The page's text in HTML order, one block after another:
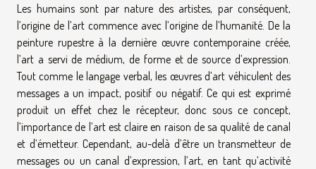
Les humains sont par nature des artistes, par conséquent,
l’origine de l’art commence avec l’origine de l’humanité. De la
peinture rupestre à la dernière œuvre contemporaine créée,
l’art a servi de médium, de forme et de source d’expression.
Tout comme le langage verbal, les œuvres d’art véhiculent des
messages a un impact, positif ou négatif. Ce qui est exprimé
produit un effet chez le récepteur, donc sous ce concept,
l’importance de l’art est claire en raison de sa qualité de canal
et d’émetteur. Cependant, au-delà d’être un transmetteur de
messages ou un canal d’expression, l’art, en tant qu’activité